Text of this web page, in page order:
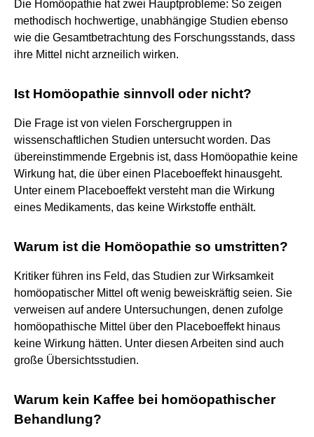
Die Homöopathie hat zwei Hauptprobleme: So zeigen
methodisch hochwertige, unabhängige Studien ebenso
wie die Gesamtbetrachtung des Forschungsstands, dass
ihre Mittel nicht arzneilich wirken.
Ist Homöopathie sinnvoll oder nicht?
Die Frage ist von vielen Forschergruppen in
wissenschaftlichen Studien untersucht worden. Das
übereinstimmende Ergebnis ist, dass Homöopathie keine
Wirkung hat, die über einen Placeboeffekt hinausgeht.
Unter einem Placeboeffekt versteht man die Wirkung
eines Medikaments, das keine Wirkstoffe enthält.
Warum ist die Homöopathie so umstritten?
Kritiker führen ins Feld, das Studien zur Wirksamkeit
homöopatischer Mittel oft wenig beweiskräftig seien. Sie
verweisen auf andere Untersuchungen, denen zufolge
homöopathische Mittel über den Placeboeffekt hinaus
keine Wirkung hätten. Unter diesen Arbeiten sind auch
große Übersichtsstudien.
Warum kein Kaffee bei homöopathischer
Behandlung?